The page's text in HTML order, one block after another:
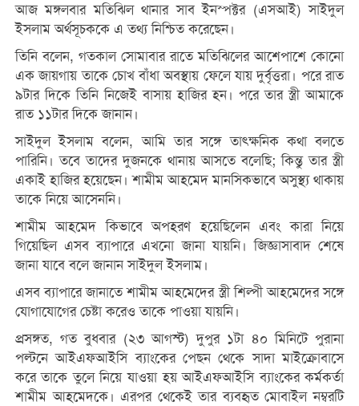
আজ মঙ্গলবার মতিঝিল থানার সাব ইনস্পক্টর (এসআই) সাইদুল
ইসলাম অর্থসূচককে এ তথ্য নিশ্চিত করেছেন।
তিনি বলেন, গতকাল সোমাবার রাতে মতিঝিলের আশেপাশে কোনো
এক জায়গায় তাকে চোখ বাঁধা অবস্থায় ফেলে যায় দুর্বৃত্তরা। পরে রাত
৯টার দিকে তিনি নিজেই বাসায় হাজির হন। পরে তার স্ত্রী আমাকে
রাত ১১টার দিকে জানান।
সাইদুল ইসলাম বলেন, আমি তার সঙ্গে তাৎক্ষনিক কথা বলতে
পারিনি। তবে তাদের দুজনকে থানায় আসতে বলেছি; কিন্তু তার স্ত্রী
একাই হাজির হয়েছেন। শামীম আহমেদ মানসিকভাবে অসুস্থ্য থাকায়
তাকে নিয়ে আসেননি।
শামীম আহমেদ কিভাবে অপহরণ হয়েছিলেন এবং কারা নিয়ে
গিয়েছিল এসব ব্যাপারে এখনো জানা যায়নি। জিজ্ঞাসাবাদ শেষে
জানা যাবে বলে জানান সাইদুল ইসলাম।
এসব ব্যাপারে জানাতে শামীম আহমেদের স্ত্রী শিল্পী আহমেদের সঙ্গে
যোগাযোগের চেষ্টা করেও তাকে পাওয়া যায়নি।
প্রসঙ্গত, গত বুধবার (২৩ আগস্ট) দুপুর ১টা ৪০ মিনিটে পুরানা
পল্টনে আইএফআইসি ব্যাংকের পেছন থেকে সাদা মাইক্রোবাসে
করে তাকে তুলে নিয়ে যাওয়া হয় আইএফআইসি ব্যাংকের কর্মকর্তা
শামীম আহমেদকে। এরপর থেকেই তার ব্যবহৃত মোবাইল নম্বরটি